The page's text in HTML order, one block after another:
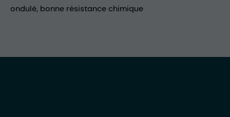
ondulé, bonne résistance chimique